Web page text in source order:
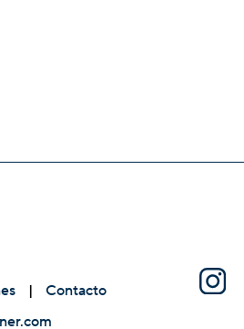
|
Contacto